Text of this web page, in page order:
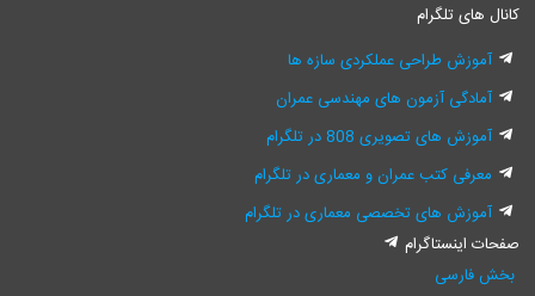
کانال های تلگرام
آموزش طراحی عملکردی سازه ها
آمادگی آزمون های مهندسی عمران
آموزش های تصویری 808 در تلگرام
معرفی کتب عمران و معماری در تلگرام
آموزش های تخصصی معماری در تلگرام
صفحات اینستاگرام
بخش فارسی